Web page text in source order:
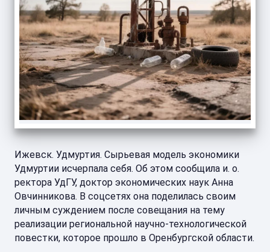
Ижевск. Удмуртия. Сырьевая модель экономики
Удмуртии исчерпала себя. Об этом сообщила и. о.
ректора УдГУ, доктор экономических наук Анна
Овчинникова. В соцсетях она поделилась своим
личным суждением после совещания на тему
реализации региональной научно-технологической
повестки, которое прошло в Оренбургской области.